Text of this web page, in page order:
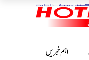
اہم خبریں